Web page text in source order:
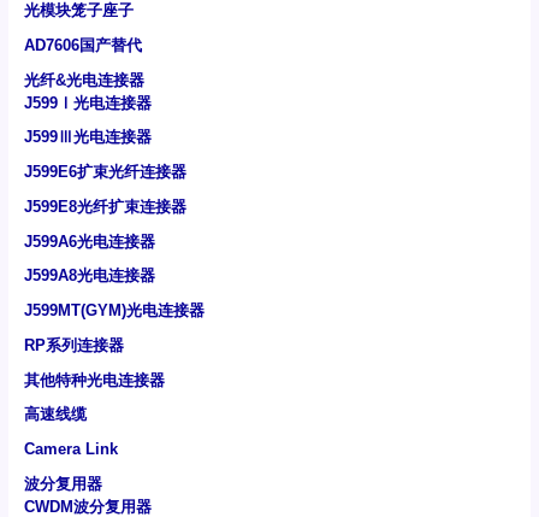
光模块笼子座子
AD7606国产替代
光纤&光电连接器
J599Ⅰ光电连接器
J599Ⅲ光电连接器
J599E6扩束光纤连接器
J599E8光纤扩束连接器
J599A6光电连接器
J599A8光电连接器
J599MT(GYM)光电连接器
RP系列连接器
其他特种光电连接器
高速线缆
Camera Link
波分复用器
CWDM波分复用器